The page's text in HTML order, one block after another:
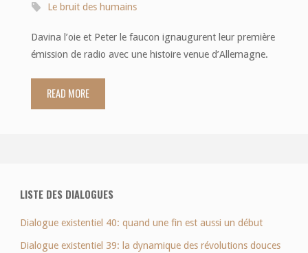
Le bruit des humains
Davina l’oie et Peter le faucon ignaugurent leur première
émission de radio avec une histoire venue d’Allemagne.
READ MORE"Dialogue
et
LISTE DES DIALOGUES
Dialogue existentiel 40: quand une fin est aussi un début
Dialogue existentiel 39: la dynamique des révolutions douces